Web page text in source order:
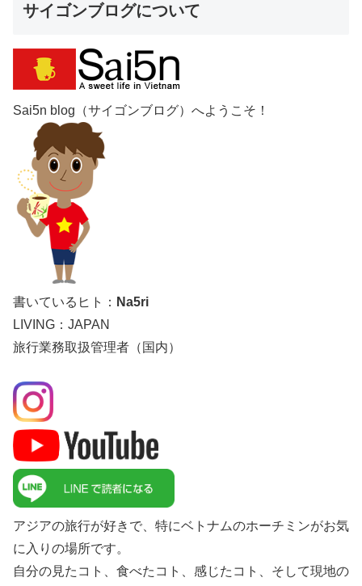
サイゴンブログについて
Sai5n blog（サイゴンブログ）へようこそ！
書いているヒト： Na5ri
LIVING：JAPAN
旅行業務取扱管理者（国内）
アジアの旅行が好きで、特にベトナムのホーチミンがお気
に入りの場所です。
自分の見たコト、食べたコト、感じたコト、そして現地の